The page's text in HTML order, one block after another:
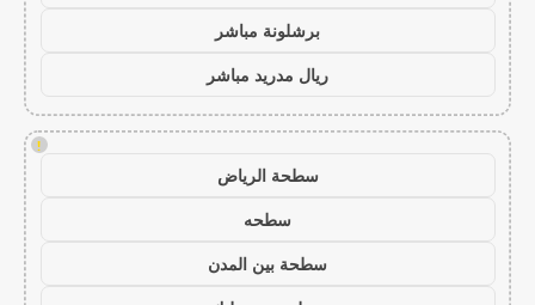
برشلونة مباشر
ريال مدريد مباشر
!
سطحة الرياض
سطحه
سطحة بين المدن